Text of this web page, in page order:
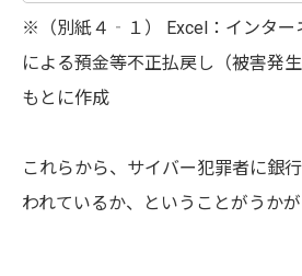
※（別紙４‐１） Excel：インター
による預金等不正払戻し（被害発
もとに作成
これらから、サイバー犯罪者に銀
われているか、ということがうかが